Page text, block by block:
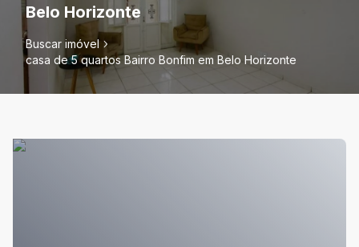
Belo Horizonte
Buscar imóvel
casa de 5 quartos Bairro Bonfim em Belo Horizonte